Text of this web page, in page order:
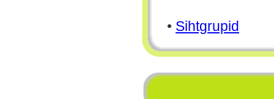
• Sihtgrupid